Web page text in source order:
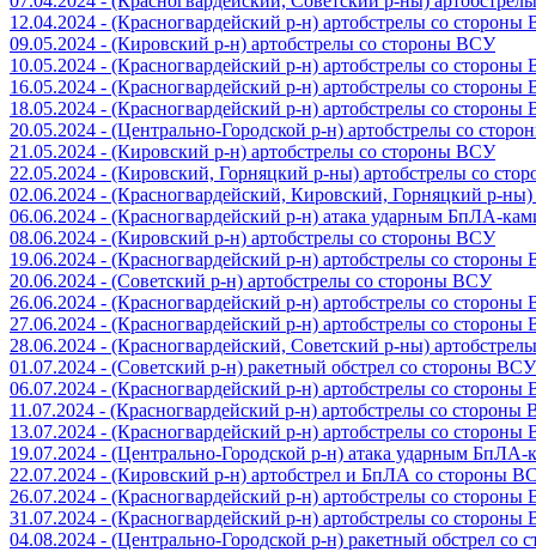
12.04.2024 - (Красногвардейский р-н) артобстрелы со
09.05.2024 - (Кировский р-н) артобстрелы со стороны ВСУ
10.05.2024 - (Красногвардейский р-н) артобстрелы со
16.05.2024 - (Красногвардейский р-н) артобстрелы со
18.05.2024 - (Красногвардейский р-н) артобстрелы со
20.05.2024 - (Центрально-Городской р-н) артобстрелы со
21.05.2024 - (Кировский р-н) артобстрелы со стороны ВСУ
22.05.2024 - (Кировский, Горняцкий р-ны) артобстрелы со
02.06.2024 - (Красногвардейский, Кировский, Горняцкий р-
06.06.2024 - (Красногвардейский р-н) атака ударным БпЛА-
08.06.2024 - (Кировский р-н) артобстрелы со стороны ВСУ
19.06.2024 - (Красногвардейский р-н) артобстрелы со
20.06.2024 - (Советский р-н) артобстрелы со стороны ВСУ
26.06.2024 - (Красногвардейский р-н) артобстрелы со
27.06.2024 - (Красногвардейский р-н) артобстрелы со
28.06.2024 - (Красногвардейский, Советский р-ны)
01.07.2024 - (Советский р-н) ракетный обстрел со стороны ВСУ
06.07.2024 - (Красногвардейский р-н) артобстрелы со
11.07.2024 - (Красногвардейский р-н) артобстрелы со стороны
13.07.2024 - (Красногвардейский р-н) артобстрелы со
19.07.2024 - (Центрально-Городской р-н) атака ударным
22.07.2024 - (Кировский р-н) артобстрел и БпЛА со стороны
26.07.2024 - (Красногвардейский р-н) артобстрелы со
31.07.2024 - (Красногвардейский р-н) артобстрелы со
04.08.2024 - (Центрально-Городской р-н) ракетный обстрел со